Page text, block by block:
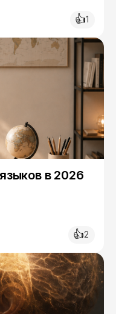
👍1
в 2026
👍2